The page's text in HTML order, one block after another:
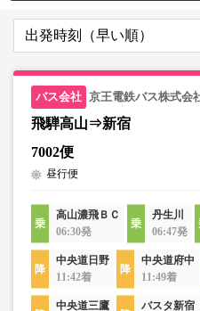
京王電鉄バス株式会
飛騨高山⇒新宿
7002便
昼行便
高山濃飛ＢＣ
06:30発
丹生川
06:47発
中央道日野
11:42着
中央道府中
11:49着
中央道三鷹
バスタ新宿